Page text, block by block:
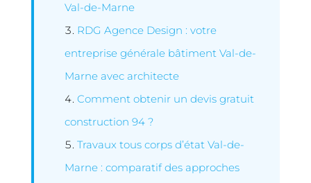
Val-de-Marne
RDG Agence Design : votre
entreprise générale bâtiment Val-de-
Marne avec architecte
Comment obtenir un devis gratuit
construction 94 ?
Travaux tous corps d’état Val-de-
Marne : comparatif des approches